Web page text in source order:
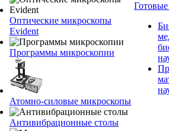
Оптические микроскопы
Evident
Программы микроскопии
Атомно-силовые микроскопы
Антивибрационные столы